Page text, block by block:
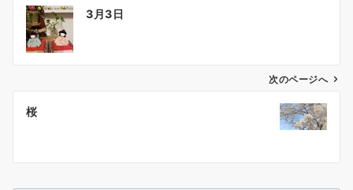
ビ
ン
3月3日
次のページへ
桜